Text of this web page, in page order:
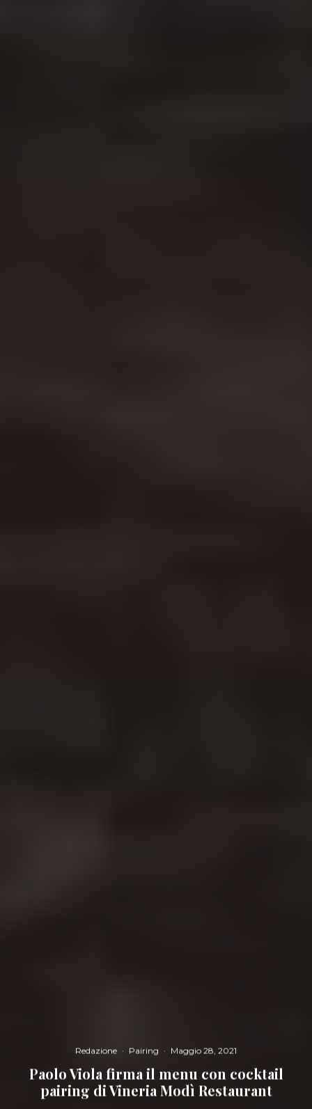
Redazione · Pairing · Maggio 28, 2021
Paolo Viola firma il menu con cocktail
pairing di Vineria Modì Restaurant